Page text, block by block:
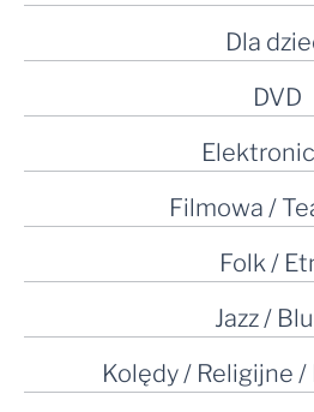
Dla
DVD
Filmowa /
Folk /
Jazz /
Kolędy / Religijne